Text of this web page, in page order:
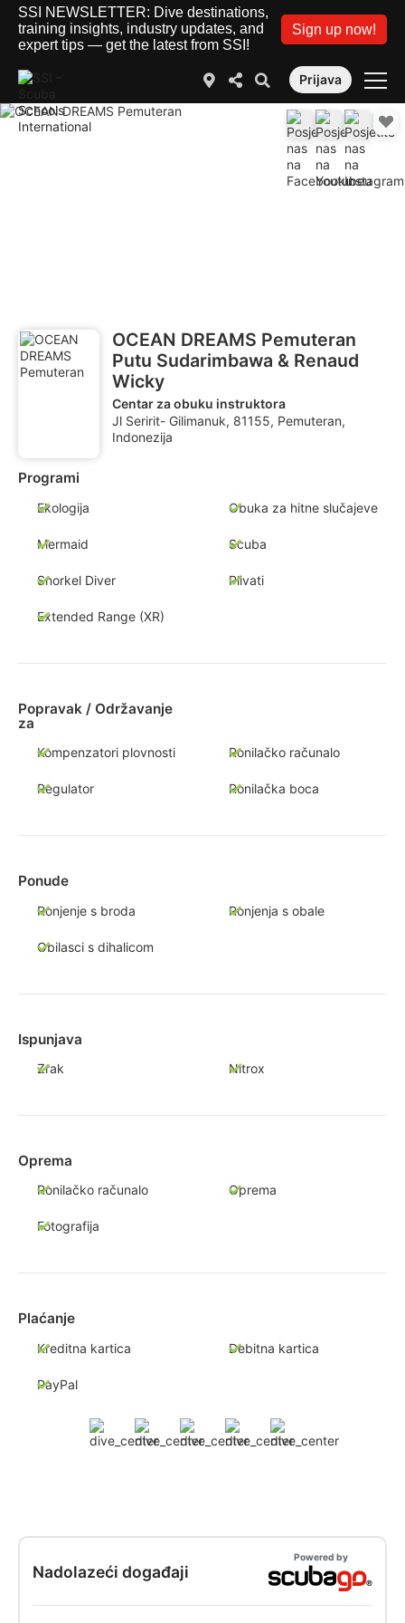
SSI NEWSLETTER: Dive destinations,
training insights, industry updates, and
expert tips — get the latest from SSI!
Sign up now!
Prijava
OCEAN DREAMS Pemuteran
Putu Sudarimbawa & Renaud
Wicky
Centar za obuku instruktora
Jl Seririt- Gilimanuk, 81155, Pemuteran,
Indonezija
Programi
Ekologija Obuka za hitne slučajeve
Mermaid Scuba
Snorkel Diver Plivati
Extended Range (XR)
Popravak / Održavanje
za
Kompenzatori plovnosti Ronilačko računalo
Regulator Ronilačka boca
Ponude
Ronjenje s broda Ronjenja s obale
Obilasci s dihalicom
Ispunjava
Zrak Nitrox
Oprema
Ronilačko računalo Oprema
Fotografija
Plaćanje
Kreditna kartica Debitna kartica
PayPal
Nadolazeći događaji
Powered by